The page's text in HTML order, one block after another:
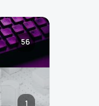
56
1